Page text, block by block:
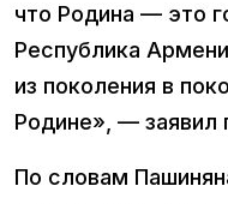
что Родина — это
Республика
из поколения в
Родине», — заявил
По словам